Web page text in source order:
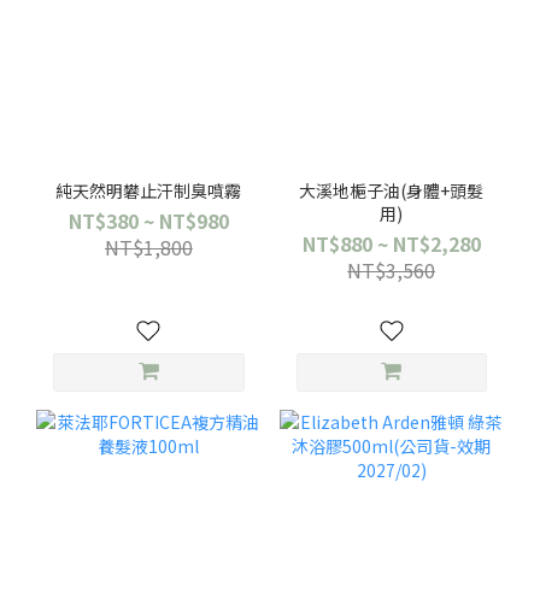
純天然明礬止汗制臭噴霧
NT$380 ~ NT$980
NT$1,800
大溪地梔子油(身體+頭髮
用)
NT$880 ~ NT$2,280
NT$3,560